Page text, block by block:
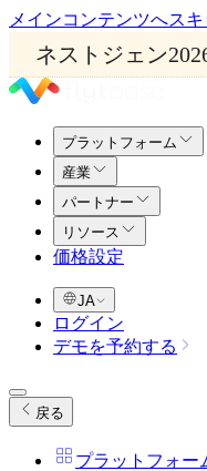
メインコンテンツへス
ネストジェン
プラットフォーム
産業
パートナー
リソース
価格設定
JA
ログイン
デモを予約する
戻る
プラットフォー